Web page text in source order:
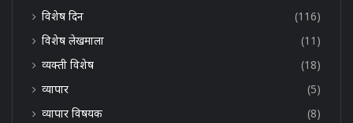
विशेष दिन
(116)
विशेष लेखमाला
(11)
व्यक्ती विशेष
(18)
व्यापार
(5)
व्यापार विषयक
(8)